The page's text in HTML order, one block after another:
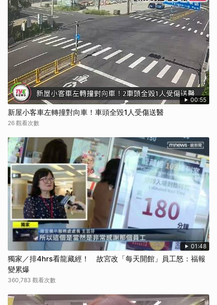
00:55
新屋小客車左轉撞對向車！車頭全毀1人受傷送醫
26 觀看次數
01:48
獨家／排4hrs看龍藏經！ 故宮改「每天開館」員工怒：福報
變累爆
360,783 觀看次數